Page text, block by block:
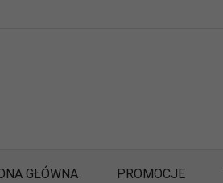
GŁÓWNA PROMOCJE